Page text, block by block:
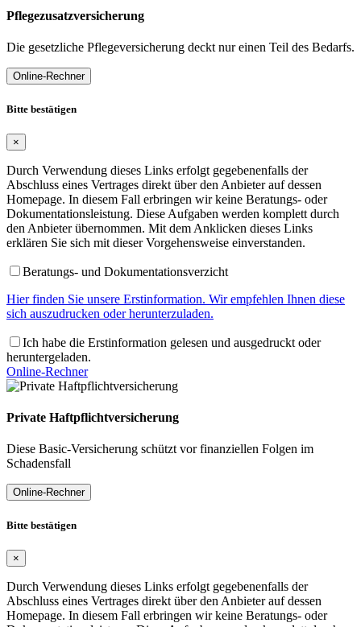
Pflegezusatzversicherung
Die gesetzliche Pflegeversicherung deckt nur einen Teil des Bedarfs.
Online-Rechner
Bitte bestätigen
×
Durch Verwendung dieses Links erfolgt gegebenenfalls der
Abschluss eines Vertrages direkt über den Anbieter auf dessen
Homepage. In diesem Fall erbringen wir keine Beratungs- oder
Dokumentationsleistung. Diese Aufgaben werden komplett durch
den Anbieter übernommen. Mit dem Anklicken dieses Links
erklären Sie sich mit dieser Vorgehensweise einverstanden.
Beratungs- und Dokumentationsverzicht
Hier finden Sie unsere Erstinformation. Wir empfehlen Ihnen diese
sich auszudrucken oder herunterzuladen.
Ich habe die Erstinformation gelesen und ausgedruckt oder
heruntergeladen.
Online-Rechner
Private Haftpflichtversicherung
Diese Basic-Versicherung schützt vor finanziellen Folgen im
Schadensfall
Online-Rechner
Bitte bestätigen
×
Durch Verwendung dieses Links erfolgt gegebenenfalls der
Abschluss eines Vertrages direkt über den Anbieter auf dessen
Homepage. In diesem Fall erbringen wir keine Beratungs- oder